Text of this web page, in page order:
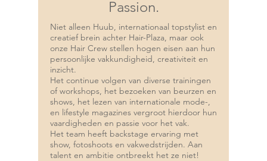
Passion.
Niet alleen Huub, internationaal topstylist en
creatief brein achter Hair-Plaza, maar ook
onze Hair Crew stellen hogen eisen aan hun
persoonlijke vakkundigheid, creativiteit en
inzicht.
Het continue volgen van diverse trainingen
of workshops, het bezoeken van beurzen en
shows, het lezen van internationale mode-,
en lifestyle magazines vergroot hierdoor hun
vaardigheden en passie voor het vak.
Het team heeft backstage ervaring met
show, fotoshoots en vakwedstrijden. Aan
talent en ambitie ontbreekt het ze niet!